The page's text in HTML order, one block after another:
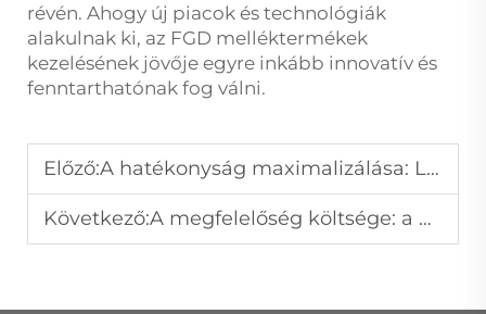
révén. Ahogy új piacok és technológiák
alakulnak ki, az FGD melléktermékek
kezelésének jövője egyre inkább innovatív és
fenntarthatónak fog válni.
Előző:A hatékonyság maximalizálása: Legjobb gyakorlatok a füstgáz-szén-dioxid-távolító egységek működtetéséhez
Következő:A megfelelőség költsége: a flue gas desulfurization gazdasági háttere